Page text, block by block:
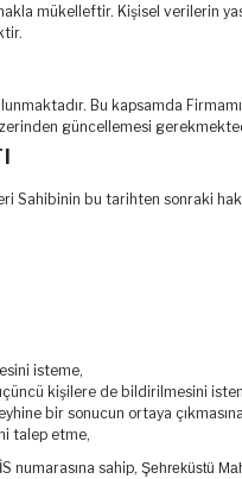
mükelleftir. Kişisel verilerin
Bu kapsamda
güncellemesi
bu tarihten sonraki
isteme,
kişilere de bildirilmesini
bir sonucun ortaya
talep etme,
numarasına sahip, Şehreküstü